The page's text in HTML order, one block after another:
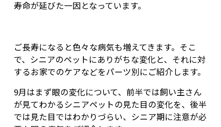
寿命が延びた一因となっています。
ご長寿になると色々な病気も増えてきます。そこ
で、シニアのペットにありがちな変化と、それに対
するお家でのケアなどをパーツ別にご紹介します。
9月はまず眼の変化について、前半では飼い主さん
が見てわかるシニアペットの見た目の変化を、後半
では見た目ではわかりづらい、シニア期に注意が必